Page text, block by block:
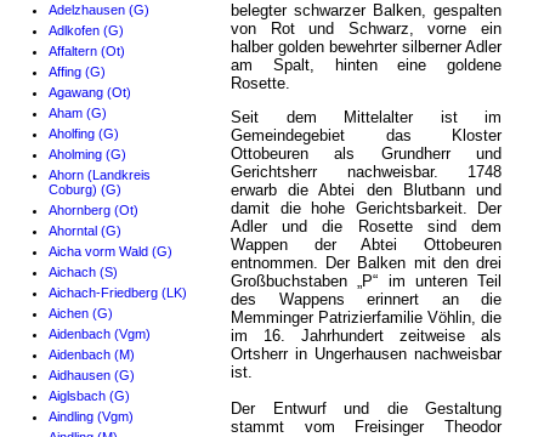
Adelzhausen (G)
Adlkofen (G)
Affaltern (Ot)
Affing (G)
Agawang (Ot)
Aham (G)
Aholfing (G)
Aholming (G)
Ahorn (Landkreis
Coburg) (G)
Ahornberg (Ot)
Ahorntal (G)
Aicha vorm Wald (G)
Aichach (S)
Aichach-Friedberg (LK)
Aichen (G)
Aidenbach (Vgm)
Aidenbach (M)
Aidhausen (G)
Aiglsbach (G)
Aindling (Vgm)
belegter schwarzer Balken, gespalten
von Rot und Schwarz, vorne ein
halber golden bewehrter silberner Adler
am Spalt, hinten eine goldene
Rosette.
Seit dem Mittelalter ist im
Gemeindegebiet das Kloster
Ottobeuren als Grundherr und
Gerichtsherr nachweisbar. 1748
erwarb die Abtei den Blutbann und
damit die hohe Gerichtsbarkeit. Der
Adler und die Rosette sind dem
Wappen der Abtei Ottobeuren
entnommen. Der Balken mit den drei
Großbuchstaben „P“ im unteren Teil
des Wappens erinnert an die
Memminger Patrizierfamilie Vöhlin, die
im 16. Jahrhundert zeitweise als
Ortsherr in Ungerhausen nachweisbar
ist.
Der Entwurf und die Gestaltung
stammt vom Freisinger Theodor